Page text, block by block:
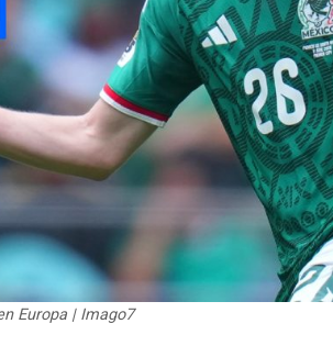
Europa | Imago7